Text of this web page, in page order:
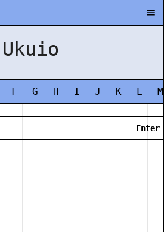
Ukuio
F G H I J K L M